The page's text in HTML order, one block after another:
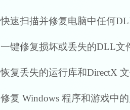
快速扫描并修复电脑中任何
一键修复损坏或丢失的DLL文
恢复丢失的运行库和DirectX
修复 Windows 程序和游戏中